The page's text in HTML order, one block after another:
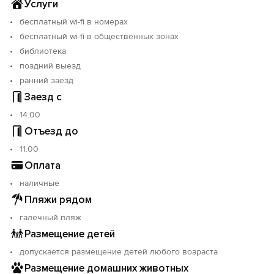
Заселение в нерабочее время оплачивается
дополнительно.
С 6.00 – 8.00 и с 19.00 – 23.00 – 1000 руб.
С 23.00 – 6.00 – 2000 руб. (ночное время).
При заезде берётся 10000 руб. страховой взнос. При
отъезде, если все в порядке, деньги возвращаются в
полном объеме.
Услуги
бесплатный wi-fi в номерах
бесплатный wi-fi в общественных зонах
библиотека
поздний выезд
ранний заезд
Заезд с
14.00
Отъезд до
11.00
Оплата
наличные
Пляжи рядом
галечный пляж
Размещение детей
допускается размещение детей любого возраста
Размещение домашних животных